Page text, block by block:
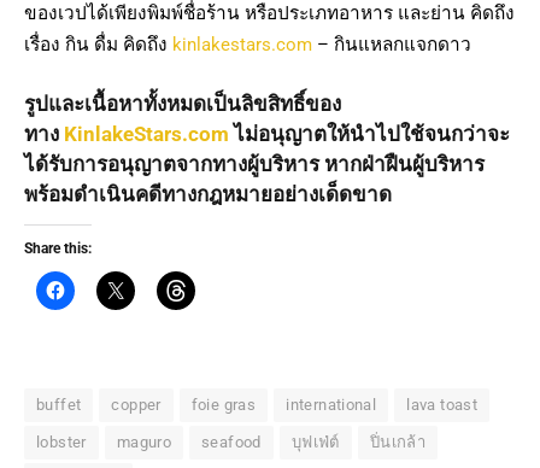
ของเวปได้เพียงพิมพ์ชื่อร้าน หรือประเภทอาหาร และย่าน คิดถึง
เรื่อง กิน ดื่ม คิดถึง kinlakestars.com – กินแหลกแจกดาว
รูปและเนื้อหาทั้งหมดเป็นลิขสิทธิ์ของ
ทาง KinlakeStars.com ไม่อนุญาตให้นำไปใช้จนกว่าจะ
ได้รับการอนุญาตจากทางผู้บริหาร หากฝ่าฝืนผู้บริหาร
พร้อมดำเนินคดีทางกฎหมายอย่างเด็ดขาด
Share this:
buffet copper foie gras international lava toast
lobster maguro seafood บุฟเฟ่ต์ ปิ่นเกล้า